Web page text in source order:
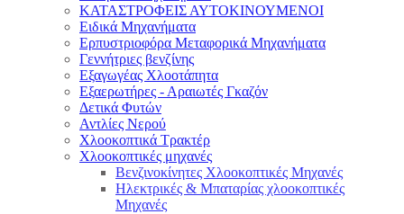
ΚΑΤΑΣΤΡΟΦΕΙΣ ΑΥΤΟΚΙΝΟΥΜΕΝΟΙ
Ειδικά Μηχανήματα
Eρπυστριοφόρα Μεταφορικά Μηχανήματα
Γεννήτριες βενζίνης
Εξαγωγέας Χλοοτάπητα
Εξαερωτήρες - Αραιωτές Γκαζόν
Δετικά Φυτών
Αντλίες Νερού
Χλοοκοπτικά Τρακτέρ
Χλοοκοπτικές μηχανές
Βενζινοκίνητες Χλοοκοπτικές Μηχανές
Ηλεκτρικές & Μπαταρίας χλοοκοπτικές
Μηχανές